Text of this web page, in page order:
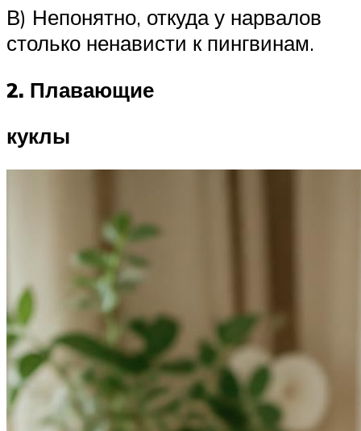
В) Непонятно, откуда у нарвалов
столько ненависти к пингвинам.
2. Плавающие
куклы